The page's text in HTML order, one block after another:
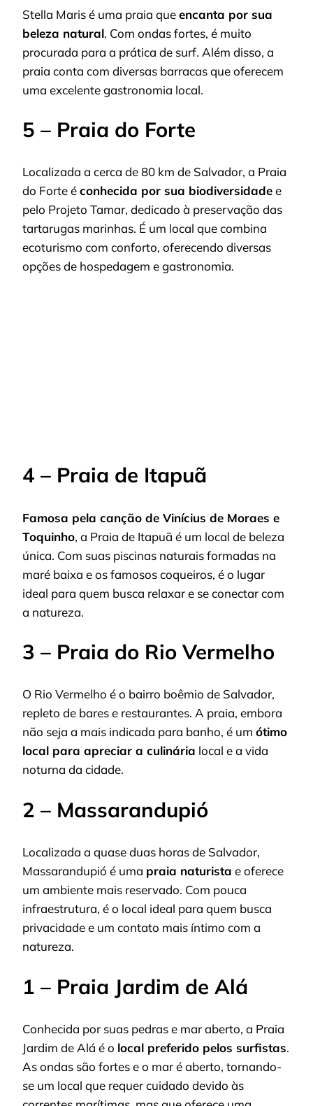
Stella Maris é uma praia queencanta por sua
beleza natural. Com ondas fortes, é muito
procurada para a prática de surf. Além disso, a
praia conta com diversas barracas que oferecem
uma excelente gastronomia local.
5 – Praia do Forte
Localizada a cerca de 80 km de Salvador, a Praia
do Forte éconhecida por sua biodiversidadee
pelo Projeto Tamar, dedicado à preservação das
tartarugas marinhas. É um local que combina
ecoturismo com conforto, oferecendo diversas
opções de hospedagem e gastronomia.
4 – Praia de Itapuã
Famosa pela canção de Vinícius de Moraes e
Toquinho, a Praia de Itapuã é um local de beleza
única. Com suas piscinas naturais formadas na
maré baixa e os famosos coqueiros, é o lugar
ideal para quem busca relaxar e se conectar com
a natureza.
3 – Praia do Rio Vermelho
O Rio Vermelho é o bairro boêmio de Salvador,
repleto de bares e restaurantes. A praia, embora
não seja a mais indicada para banho, é um ótimo
local para apreciar a culinária local e a vida
noturna da cidade.
2 – Massarandupió
Localizada a quase duas horas de Salvador,
Massarandupió é uma praia naturista e oferece
um ambiente mais reservado. Com pouca
infraestrutura, é o local ideal para quem busca
privacidade e um contato mais íntimo com a
natureza.
1 – Praia Jardim de Alá
Conhecida por suas pedras e mar aberto, a Praia
Jardim de Alá é o local preferido pelos surfistas.
As ondas são fortes e o mar é aberto, tornando-
se um local que requer cuidado devido às